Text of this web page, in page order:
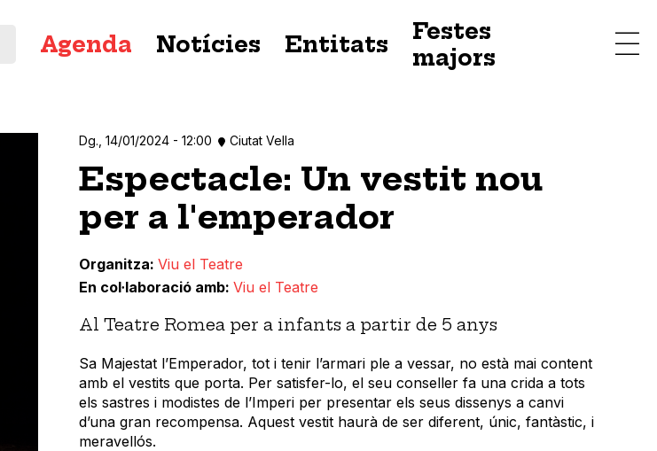
principal
Agenda Notícies Entitats
Festes
majors
Dg., 14/01/2024 - 12:00 Ciutat Vella
Espectacle: Un vestit nou
per a l'emperador
Organitza Viu el Teatre
En col·laboració amb Viu el Teatre
Al Teatre Romea per a infants a partir de 5 anys
Sa Majestat l’Emperador, tot i tenir l’armari ple a vessar, no està mai content
amb el vestits que porta. Per satisfer-lo, el seu conseller fa una crida a tots
els sastres i modistes de l’Imperi per presentar els seus dissenys a canvi
d’una gran recompensa. Aquest vestit haurà de ser diferent, únic, fantàstic, i
meravellós.